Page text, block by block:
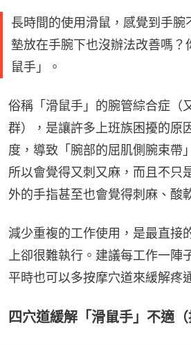
長時間的使用滑鼠，感覺到手腕
墊放在手腕下也沒辦法改善嗎？
鼠手」。
俗稱「滑鼠手」的腕管綜合症（
群），是讓許多上班族困擾的原
度，導致「腕部的屈肌側腕束帶
所以會覺得又刺又麻，而且不只
外的手指甚至也會覺得刺麻、酸
減少重複的工作使用，是最直接
上卻很難執行。建議每工作一陣
平時也可以多按摩穴道來緩解疼
四穴道緩解「滑鼠手」不適（